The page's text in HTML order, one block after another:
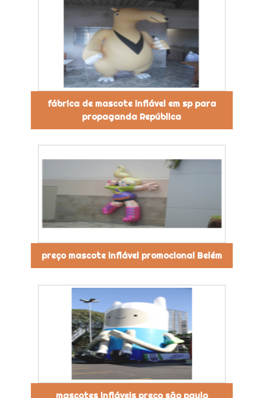
fábrica de mascote inflável em sp para
propaganda República
preço mascote inflável promocional Belém
mascotes infláveis preço são paulo